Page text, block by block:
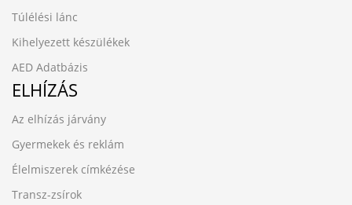
Túlélési lánc
Kihelyezett készülékek
AED Adatbázis
ELHÍZÁS
Az elhízás járvány
Gyermekek és reklám
Élelmiszerek címkézése
Transz-zsírok